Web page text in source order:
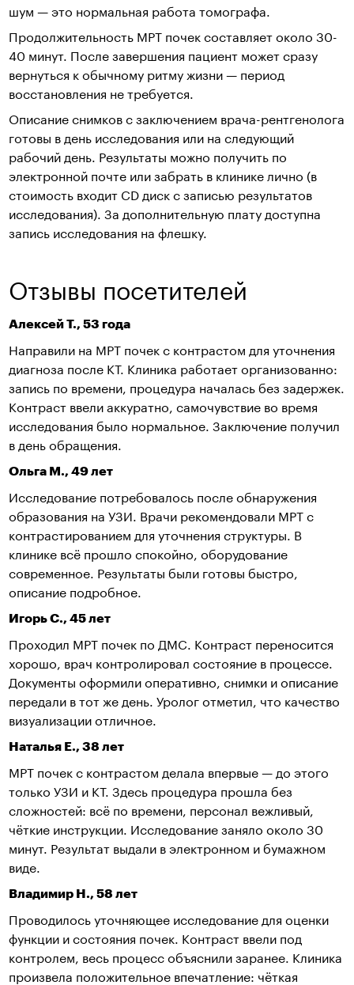
шум — это нормальная работа томографа.
Продолжительность МРТ почек составляет около 30-
40 минут. После завершения пациент может сразу
вернуться к обычному ритму жизни — период
восстановления не требуется.
Описание снимков с заключением врача-рентгенолога
готовы в день исследования или на следующий
рабочий день. Результаты можно получить по
электронной почте или забрать в клинике лично (в
стоимость входит CD диск с записью результатов
исследования). За дополнительную плату доступна
запись исследования на флешку.
Отзывы посетителей
Алексей Т., 53 года
Направили на МРТ почек с контрастом для уточнения
диагноза после КТ. Клиника работает организованно:
запись по времени, процедура началась без задержек.
Контраст ввели аккуратно, самочувствие во время
исследования было нормальное. Заключение получил
в день обращения.
Ольга М., 49 лет
Исследование потребовалось после обнаружения
образования на УЗИ. Врачи рекомендовали МРТ с
контрастированием для уточнения структуры. В
клинике всё прошло спокойно, оборудование
современное. Результаты были готовы быстро,
описание подробное.
Игорь С., 45 лет
Проходил МРТ почек по ДМС. Контраст переносится
хорошо, врач контролировал состояние в процессе.
Документы оформили оперативно, снимки и описание
передали в тот же день. Уролог отметил, что качество
визуализации отличное.
Наталья Е., 38 лет
МРТ почек с контрастом делала впервые — до этого
только УЗИ и КТ. Здесь процедура прошла без
сложностей: всё по времени, персонал вежливый,
чёткие инструкции. Исследование заняло около 30
минут. Результат выдали в электронном и бумажном
виде.
Владимир Н., 58 лет
Проводилось уточняющее исследование для оценки
функции и состояния почек. Контраст ввели под
контролем, весь процесс объяснили заранее. Клиника
произвела положительное впечатление: чёткая